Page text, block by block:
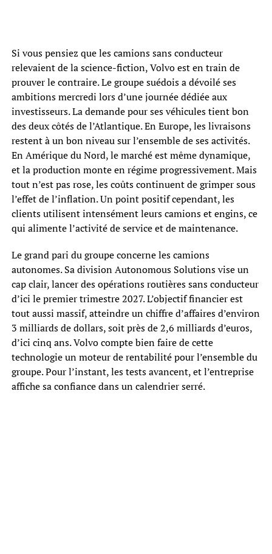
Si vous pensiez que les camions sans conducteur
relevaient de la science-fiction, Volvo est en train de
prouver le contraire. Le groupe suédois a dévoilé ses
ambitions mercredi lors d’une journée dédiée aux
investisseurs. La demande pour ses véhicules tient bon
des deux côtés de l’Atlantique. En Europe, les livraisons
restent à un bon niveau sur l’ensemble de ses activités.
En Amérique du Nord, le marché est même dynamique,
et la production monte en régime progressivement. Mais
tout n’est pas rose, les coûts continuent de grimper sous
l’effet de l’inflation. Un point positif cependant, les
clients utilisent intensément leurs camions et engins, ce
qui alimente l’activité de service et de maintenance.
Le grand pari du groupe concerne les camions
autonomes. Sa division Autonomous Solutions vise un
cap clair, lancer des opérations routières sans conducteur
d’ici le premier trimestre 2027. L’objectif financier est
tout aussi massif, atteindre un chiffre d’affaires d’environ
3 milliards de dollars, soit près de 2,6 milliards d’euros,
d’ici cinq ans. Volvo compte bien faire de cette
technologie un moteur de rentabilité pour l’ensemble du
groupe. Pour l’instant, les tests avancent, et l’entreprise
affiche sa confiance dans un calendrier serré.